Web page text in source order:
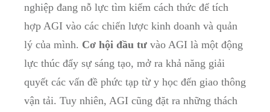
nghiệp đang nỗ lực tìm kiếm cách thức để tích
hợp AGI vào các chiến lược kinh doanh và quản
lý của mình. Cơ hội đầu tư vào AGI là một động
lực thúc đẩy sự sáng tạo, mở ra khả năng giải
quyết các vấn đề phức tạp từ y học đến giao thông
vận tải. Tuy nhiên, AGI cũng đặt ra những thách